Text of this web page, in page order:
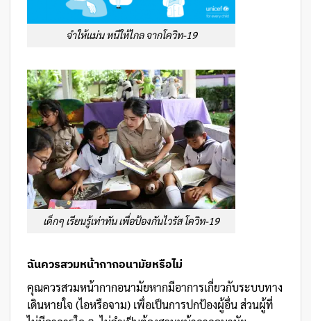
จำให้แม่น หนีให้ไกล จากโควิท-19
เด็กๆ เรียนรู้เท่าทัน เพื่อป้องกันไวรัส โควิท-19
ฉันควรสวมหน้ากากอนามัยหรือไม่
คุณควรสวมหน้ากากอนามัยหากมีอาการเกี่ยวกับระบบทาง
เดินหายใจ (ไอหรือจาม) เพื่อเป็นการปกป้องผู้อื่น ส่วนผู้ที่